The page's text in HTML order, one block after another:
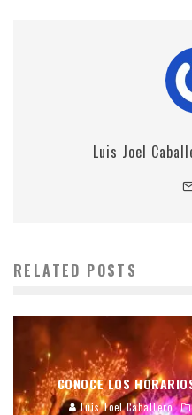
Luis Joel
RELATED POSTS
CONOCE LOS
Luis Joel Caballero